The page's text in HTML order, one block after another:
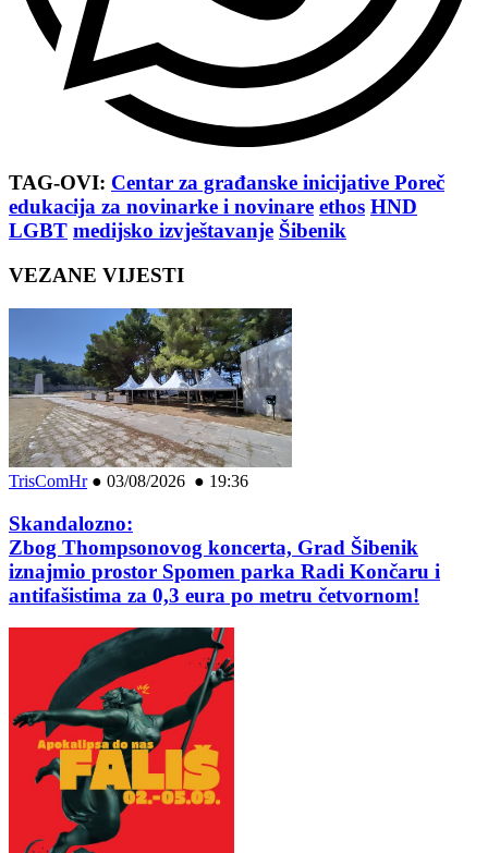
TAG-OVI: Centar za građanske inicijative Poreč
edukacija za novinarke i novinare ethos HND
LGBT medijsko izvještavanje Šibenik
VEZANE VIJESTI
TrisComHr● 03/08/2026 ● 19:36
Skandalozno:
Zbog Thompsonovog koncerta, Grad Šibenik
iznajmio prostor Spomen parka Radi Končaru i
antifašistima za 0,3 eura po metru četvornom!